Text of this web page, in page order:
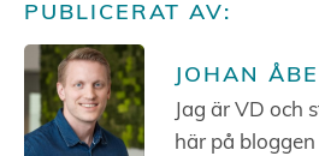
PUBLICERAT AV:
JOHAN
Jag är VD och
här på